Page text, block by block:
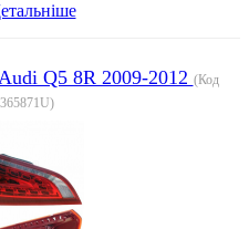
Q5 8R 2009-2012 (Код
)